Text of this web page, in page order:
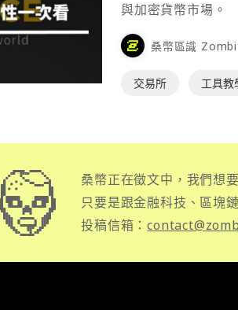
與加密貨幣市場。
桑幣區識
交易所 工具教
桑幣正在徵文中，我們想
只要是跟金融科技、區塊
投稿信箱：